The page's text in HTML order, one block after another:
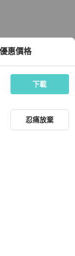
惠價格
下載
忍痛放棄